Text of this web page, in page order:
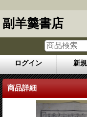
副羊羹書店
ログイン 新
商品詳細